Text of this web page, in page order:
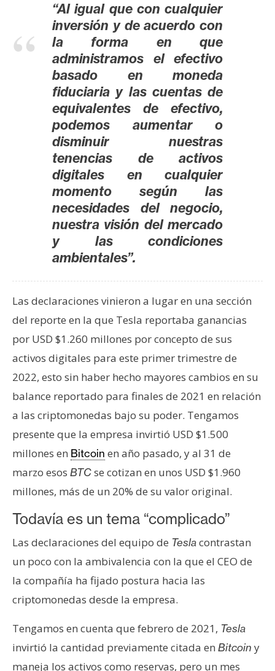
m
R
r
s
o
s
C
o
t
a
c
t
y
P
u
b
l
i
c
i
a
d
“Al igual que con cualquier
inversión y de acuerdo con
la forma en que
administramos el efectivo
basado en moneda
fiduciaria y las cuentas de
equivalentes de efectivo,
podemos aumentar o
disminuir nuestras
tenencias de activos
digitales en cualquier
momento según las
necesidades del negocio,
nuestra visión del mercado
y las condiciones
ambientales”.
Las declaraciones vinieron a lugar en una sección
del reporte en la que Tesla reportaba ganancias
por USD $1.260 millones por concepto de sus
activos digitales para este primer trimestre de
2022, esto sin haber hecho mayores cambios en su
balance reportado para finales de 2021 en relación
a las criptomonedas bajo su poder. Tengamos
presente que la empresa invirtió USD $1.500
millones en Bitcoin en año pasado, y al 31 de
marzo esos BTCse cotizan en unos USD $1.960
millones, más de un 20% de su valor original.
Todavía es un tema “complicado”
Las declaraciones del equipo de Teslacontrastan
un poco con la ambivalencia con la que el CEO de
la compañía ha fijado postura hacia las
criptomonedas desde la empresa.
Tengamos en cuenta que febrero de 2021, Tesla
invirtió la cantidad previamente citada en Bitcoin y
maneja los activos como reservas, pero un mes